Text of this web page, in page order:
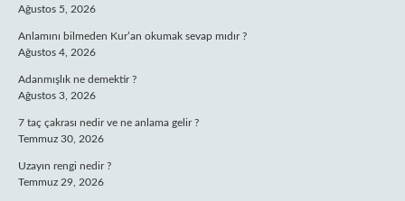
Ağustos 5, 2026
Anlamını bilmeden Kur’an okumak sevap mıdır ?
Ağustos 4, 2026
Adanmışlık ne demektir ?
Ağustos 3, 2026
7 taç çakrası nedir ve ne anlama gelir ?
Temmuz 30, 2026
Uzayın rengi nedir ?
Temmuz 29, 2026